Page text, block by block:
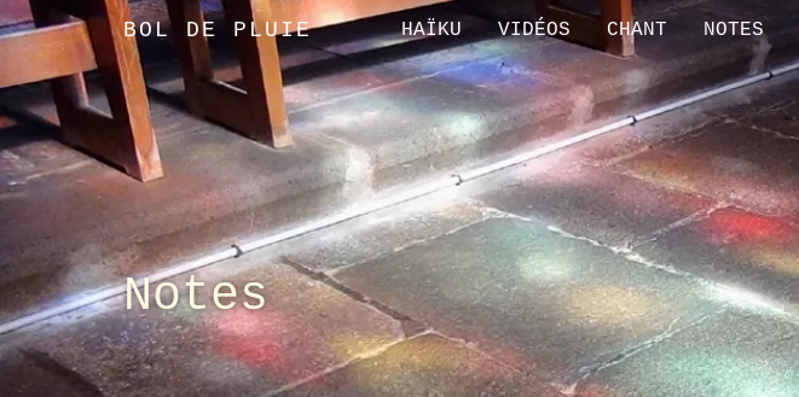
BOL DE PLUIE HAÏKU VIDÉOS CHANT NOTES
Notes